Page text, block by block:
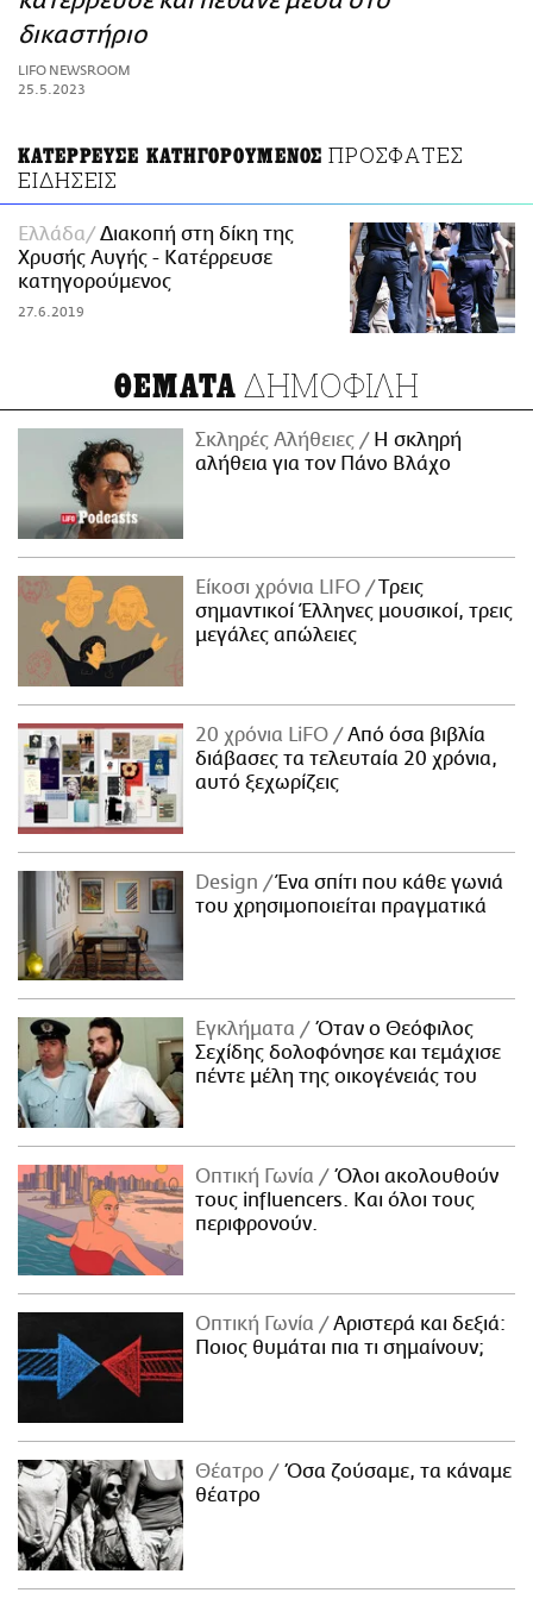
ΑΜΠΑ
PRINT
δικαστήριο
LIFO NEWSROOM
25.5.2023
ΚΑΤΕΡΡΕΥΣΕ ΚΑΤΗΓΟΡΟΥΜΕΝΟΣ ΠΡΟΣΦΑΤΕΣ
ΕΙΔΗΣΕΙΣ
Ελλάδα
Διακοπή στη δίκη της
Χρυσής Αυγής - Κατέρρευσε
κατηγορούμενος
27.6.2019
ΘΕΜΑΤΑ ΔΗΜΟΦΙΛΗ
Σκληρές Αλήθειες
H σκληρή
αλήθεια για τον Πάνο Βλάχο
Είκοσι χρόνια LIFO
Tρεις
σημαντικοί Έλληνες μουσικοί, τρεις
μεγάλες απώλειες
20 χρόνια LiFO
Από όσα βιβλία
διάβασες τα τελευταία 20 χρόνια,
αυτό ξεχωρίζεις
Design
Ένα σπίτι που κάθε γωνιά
του χρησιμοποιείται πραγματικά
Εγκλήματα
Όταν ο Θεόφιλος
Σεχίδης δολοφόνησε και τεμάχισε
πέντε μέλη της οικογένειάς του
Οπτική Γωνία
Όλοι ακολουθούν
τους influencers. Και όλοι τους
περιφρονούν.
Οπτική Γωνία
Αριστερά και δεξιά:
Ποιος θυμάται πια τι σημαίνουν;
Θέατρο
Όσα ζούσαμε, τα κάναμε
θέατρο